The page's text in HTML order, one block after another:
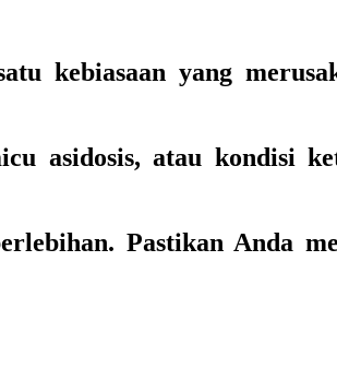
kebiasaan yang
asidosis, atau kondisi
Pastikan Anda